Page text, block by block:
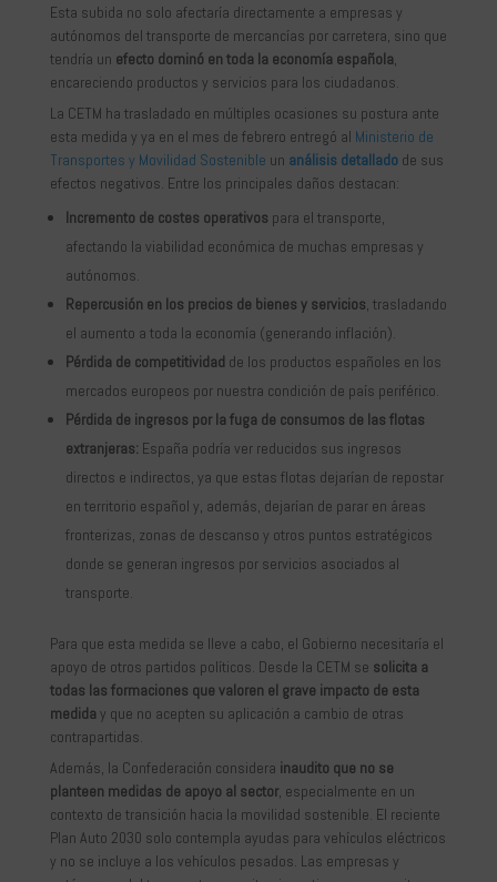
Esta subida no solo afectaría directamente a empresas y
autónomos del transporte de mercancías por carretera, sino que
tendría un efecto dominó en toda la economía española,
encareciendo productos y servicios para los ciudadanos.
La CETM ha trasladado en múltiples ocasiones su postura ante
esta medida y ya en el mes de febrero entregó al Ministerio de
Transportes y Movilidad Sostenible un análisis detalladode sus
efectos negativos. Entre los principales daños destacan:
Incremento de costes operativos para el transporte,
afectando la viabilidad económica de muchas empresas y
autónomos.
Repercusión en los precios de bienes y servicios, trasladando
el aumento a toda la economía (generando inflación).
Pérdida de competitividad de los productos españoles en los
mercados europeos por nuestra condición de país periférico.
Pérdida de ingresos por la fuga de consumos de las flotas
extranjeras: España podría ver reducidos sus ingresos
directos e indirectos, ya que estas flotas dejarían de repostar
en territorio español y, además, dejarían de parar en áreas
fronterizas, zonas de descanso y otros puntos estratégicos
donde se generan ingresos por servicios asociados al
transporte.
Para que esta medida se lleve a cabo, el Gobierno necesitaría el
apoyo de otros partidos políticos. Desde la CETM se solicita a
todas las formaciones que valoren el grave impacto de esta
medida y que no acepten su aplicación a cambio de otras
contrapartidas.
Además, la Confederación considera inaudito que no se
planteen medidas de apoyo al sector, especialmente en un
contexto de transición hacia la movilidad sostenible. El reciente
Plan Auto 2030 solo contempla ayudas para vehículos eléctricos
y no se incluye a los vehículos pesados. Las empresas y